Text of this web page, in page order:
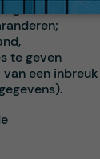
van de
te geven
een inbreuk